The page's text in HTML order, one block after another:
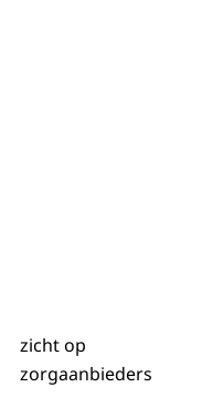
zicht op
zorgaanbieders